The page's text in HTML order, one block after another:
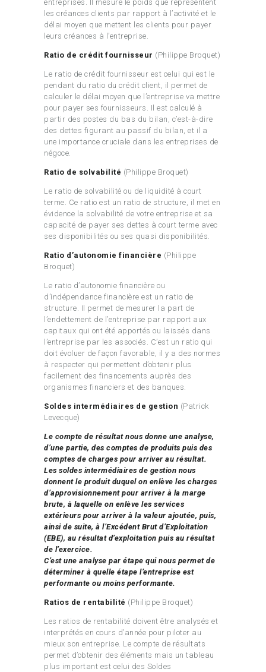
entreprises. Il mesure le poids que représentent
les créances clients par rapport à l’activité et le
délai moyen que mettent les clients pour payer
leurs créances à l’entreprise.
Ratio de crédit fournisseur (Philippe Broquet)
Le ratio de crédit fournisseur est celui qui est le
pendant du ratio du crédit client, il permet de
calculer le délai moyen que l’entreprise va mettre
pour payer ses fournisseurs. Il est calculé à
partir des postes du bas du bilan, c’est-à-dire
des dettes figurant au passif du bilan, et il a
une importance cruciale dans les entreprises de
négoce.
Ratio de solvabilité (Philippe Broquet)
Le ratio de solvabilité ou de liquidité à court
terme. Ce ratio est un ratio de structure, il met en
évidence la solvabilité de votre entreprise et sa
capacité de payer ses dettes à court terme avec
ses disponibilités ou ses quasi disponibilités.
Ratio d’autonomie financière (Philippe
Broquet)
Le ratio d’autonomie financière ou
d’indépendance financière est un ratio de
structure. Il permet de mesurer la part de
l’endettement de l’entreprise par rapport aux
capitaux qui ont été apportés ou laissés dans
l’entreprise par les associés. C’est un ratio qui
doit évoluer de façon favorable, il y a des normes
à respecter qui permettent d’obtenir plus
facilement des financements auprès des
organismes financiers et des banques.
Soldes intermédiaires de gestion (Patrick
Levecque)
Le compte de résultat nous donne une analyse,
d’une partie, des comptes de produits puis des
comptes de charges pour arriver au résultat.
Les soldes intermédiaires de gestion nous
donnent le produit duquel on enlève les charges
d’approvisionnement pour arriver à la marge
brute, à laquelle on enlève les services
extérieurs pour arriver à la valeur ajoutée, puis,
ainsi de suite, à l’Excédent Brut d’Exploitation
(EBE), au résultat d’exploitation puis au résultat
de l’exercice.
C’est une analyse par étape qui nous permet de
déterminer à quelle étape l’entreprise est
performante ou moins performante.
Ratios de rentabilité (Philippe Broquet)
Les ratios de rentabilité doivent être analysés et
interprétés en cours d’année pour piloter au
mieux son entreprise. Le compte de résultats
permet d’obtenir des éléments mais un tableau
plus important est celui des Soldes